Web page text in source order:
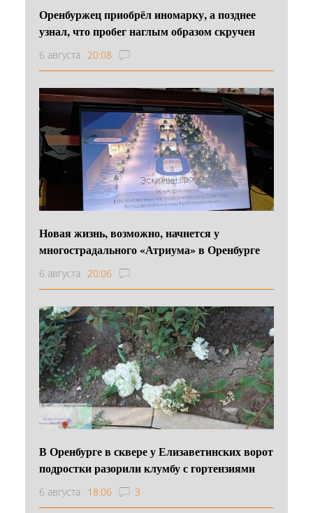
Оренбуржец приобрёл иномарку, а позднее
узнал, что пробег наглым образом скручен
6 августа 20:08
Новая жизнь, возможно, начнется у
многострадального «Атриума» в Оренбурге
6 августа 20:06
В Оренбурге в сквере у Елизаветинских ворот
подростки разорили клумбу с гортензиями
6 августа 18:06 3